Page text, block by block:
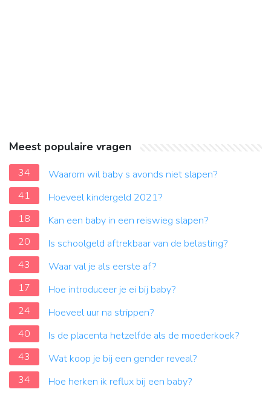
Meest populaire vragen
34
Waarom wil baby s avonds niet slapen?
41
Hoeveel kindergeld 2021?
18
Kan een baby in een reiswieg slapen?
20
Is schoolgeld aftrekbaar van de belasting?
43
Waar val je als eerste af?
17
Hoe introduceer je ei bij baby?
24
Hoeveel uur na strippen?
40
Is de placenta hetzelfde als de moederkoek?
43
Wat koop je bij een gender reveal?
34
Hoe herken ik reflux bij een baby?